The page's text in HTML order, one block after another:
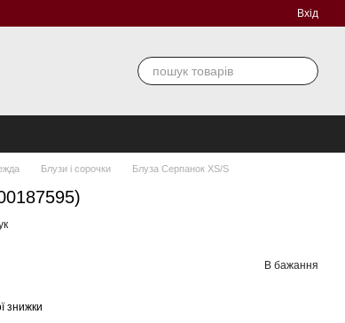
Вхід
Блузи і сорочки Блуза Серпанок XS/S
В бажання
знижки